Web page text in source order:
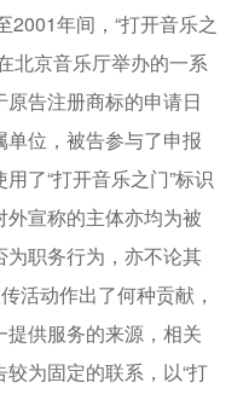
2001年间，“打开音乐之
北京音乐厅举办的一系
告注册商标的申请日
位，被告参与了申报
了“打开音乐之门”标识
宣称的主体亦均为被
职务行为，亦不论其
活动作出了何种贡献，
供服务的来源，相关
为固定的联系，以“打